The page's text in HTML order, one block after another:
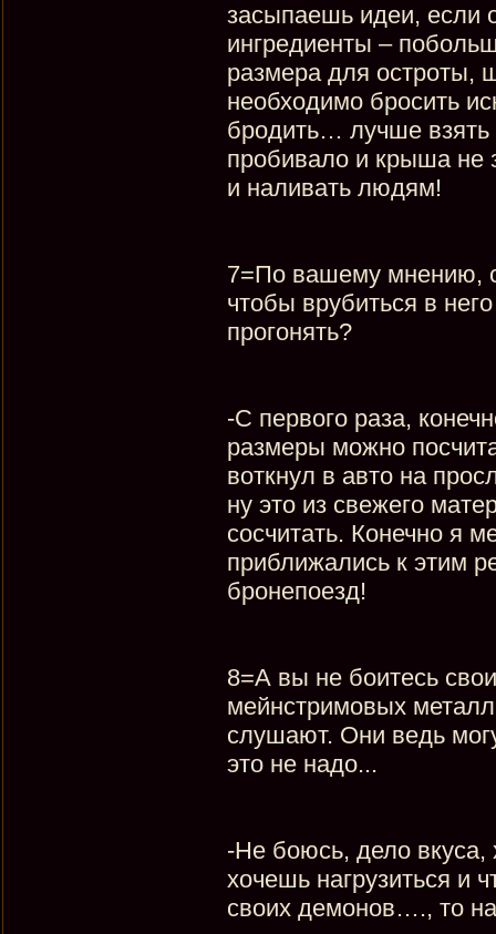
засыпаешь идеи, если
ингредиенты –
размера для остроты,
необходимо бросить
бродить… лучше взять
пробивало и крыша не
и наливать людям!
7=По вашему мнению,
чтобы врубиться в
прогонять?
-С первого раза,
размеры можно
воткнул в авто на
ну это из свежего
сосчитать. Конечно я
приближались к этим
бронепоезд!
8=А вы не боитесь
мейнстримовых
слушают. Они ведь
это не надо...
-Не боюсь, дело вкуса,
хочешь нагрузиться и
своих демонов…., то